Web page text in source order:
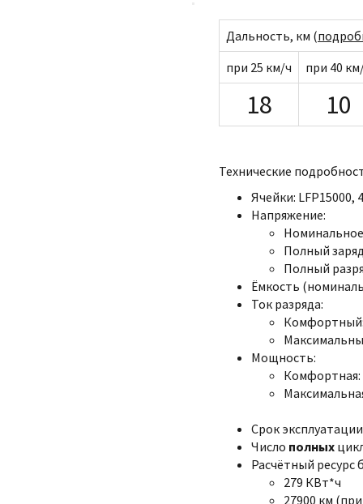
Дальность, км (
при 25 км/ч
при 40
18 10
Технические
Ячейки: LFP15000,
Напряжение:
Полный
Полный
Ёмкость
Ток разряда:
Комфортный:
Мощность:
Комфортная:
Срок
Число полных
Расчётный ресурс
279 КВт*ч
27900 км